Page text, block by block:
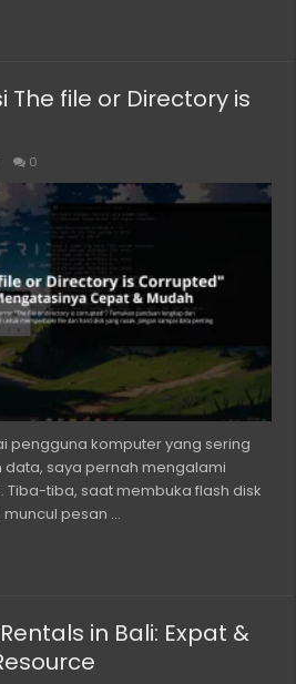
file or Directory is
0
pengguna komputer yang sering
saya pernah mengalami
Tiba-tiba, saat membuka flash disk
pesan …
in Bali: Expat &